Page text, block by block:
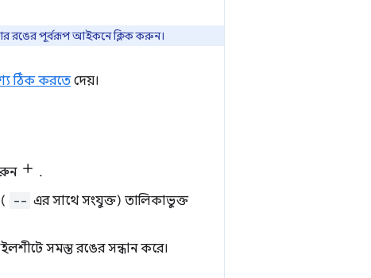
রঙের পূর্বরূপ আইকনে ক্লিক করুন।
ঠিক করতে দেয়।
.
-- এর সাথে সংযুক্ত) তালিকাভুক্ত
সমস্ত রঙের সন্ধান করে।